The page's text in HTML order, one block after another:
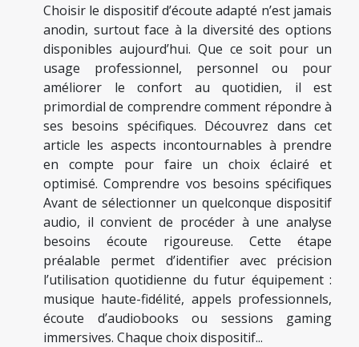
Choisir le dispositif d’écoute adapté n’est jamais
anodin, surtout face à la diversité des options
disponibles aujourd’hui. Que ce soit pour un
usage professionnel, personnel ou pour
améliorer le confort au quotidien, il est
primordial de comprendre comment répondre à
ses besoins spécifiques. Découvrez dans cet
article les aspects incontournables à prendre
en compte pour faire un choix éclairé et
optimisé. Comprendre vos besoins spécifiques
Avant de sélectionner un quelconque dispositif
audio, il convient de procéder à une analyse
besoins écoute rigoureuse. Cette étape
préalable permet d’identifier avec précision
l’utilisation quotidienne du futur équipement :
musique haute-fidélité, appels professionnels,
écoute d’audiobooks ou sessions gaming
immersives. Chaque choix dispositif...